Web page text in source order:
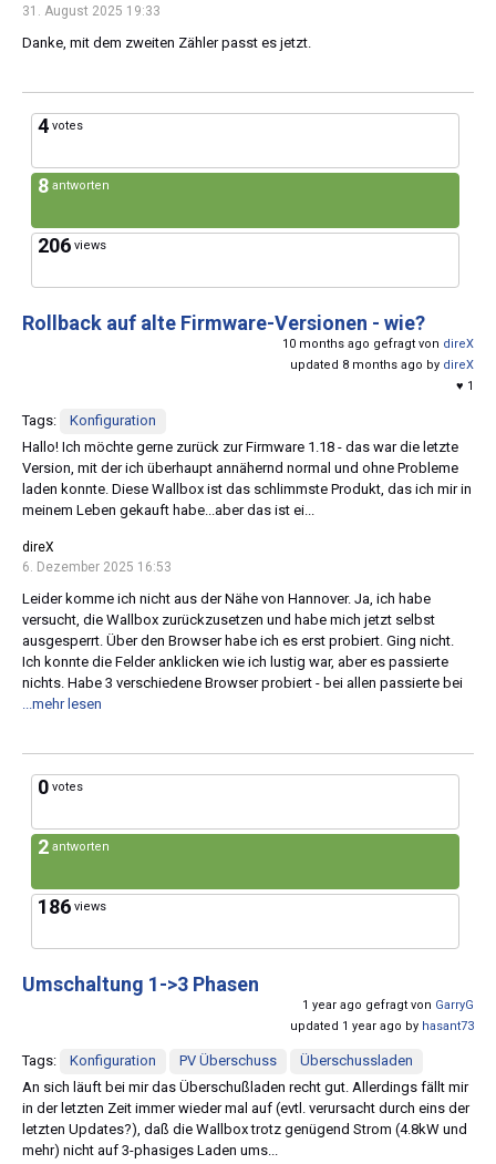
31. August 2025 19:33
Danke, mit dem zweiten Zähler passt es jetzt.
4 votes
8 antworten
206 views
Rollback auf alte Firmware-Versionen - wie?
10 months ago gefragt von direX
updated 8 months ago by direX
♥ 1
Tags:
Konfiguration
Hallo! Ich möchte gerne zurück zur Firmware 1.18 - das war die letzte
Version, mit der ich überhaupt annähernd normal und ohne Probleme
laden konnte. Diese Wallbox ist das schlimmste Produkt, das ich mir in
meinem Leben gekauft habe...aber das ist ei...
direX
6. Dezember 2025 16:53
Leider komme ich nicht aus der Nähe von Hannover. Ja, ich habe
versucht, die Wallbox zurückzusetzen und habe mich jetzt selbst
ausgesperrt. Über den Browser habe ich es erst probiert. Ging nicht.
Ich konnte die Felder anklicken wie ich lustig war, aber es passierte
nichts. Habe 3 verschiedene Browser probiert - bei allen passierte bei
...mehr lesen
0 votes
2 antworten
186 views
Umschaltung 1->3 Phasen
1 year ago gefragt von GarryG
updated 1 year ago by hasant73
Tags: Konfiguration PV Überschuss
Überschussladen
An sich läuft bei mir das Überschußladen recht gut. Allerdings fällt mir
in der letzten Zeit immer wieder mal auf (evtl. verursacht durch eins der
letzten Updates?), daß die Wallbox trotz genügend Strom (4.8kW und
mehr) nicht auf 3-phasiges Laden ums...